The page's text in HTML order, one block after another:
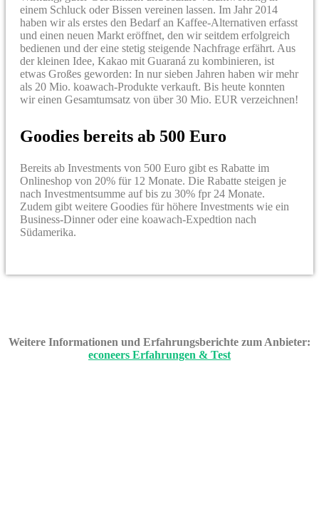
einem Schluck oder Bissen vereinen lassen. Im Jahr 2014
haben wir als erstes den Bedarf an Kaffee-Alternativen erfasst
und einen neuen Markt eröffnet, den wir seitdem erfolgreich
bedienen und der eine stetig steigende Nachfrage erfährt. Aus
der kleinen Idee, Kakao mit Guaraná zu kombinieren, ist
etwas Großes geworden: In nur sieben Jahren haben wir mehr
als 20 Mio. koawach-Produkte verkauft. Bis heute konnten
wir einen Gesamtumsatz von über 30 Mio. EUR verzeichnen!
Goodies bereits ab 500 Euro
Bereits ab Investments von 500 Euro gibt es Rabatte im
Onlineshop von 20% für 12 Monate. Die Rabatte steigen je
nach Investmentsumme auf bis zu 30% fpr 24 Monate.
Zudem gibt weitere Goodies für höhere Investments wie ein
Business-Dinner oder eine koawach-Expedtion nach
Südamerika.
Weitere Informationen und Erfahrungsberichte zum Anbieter:
econeers Erfahrungen & Test